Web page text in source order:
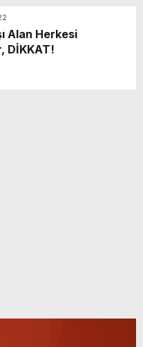
Alan Herkesi
DİKKAT!